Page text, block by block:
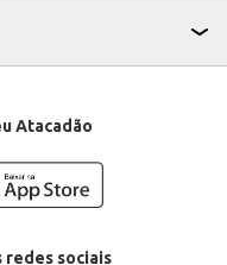
Atacadão
redes sociais